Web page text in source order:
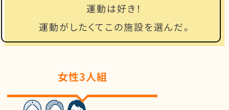
運動は好き！
運動がしたくてこの施設を選んだ。
女性3人組